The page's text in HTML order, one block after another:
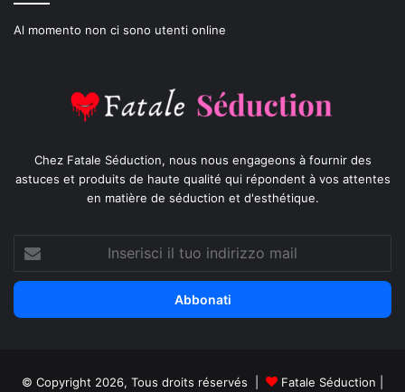
Al momento non ci sono utenti online
Chez Fatale Séduction, nous nous engageons à fournir des
astuces et produits de haute qualité qui répondent à vos attentes
en matière de séduction et d'esthétique.
tuo
mail
© Copyright 2026, Tous droits réservés | Fatale Séduction